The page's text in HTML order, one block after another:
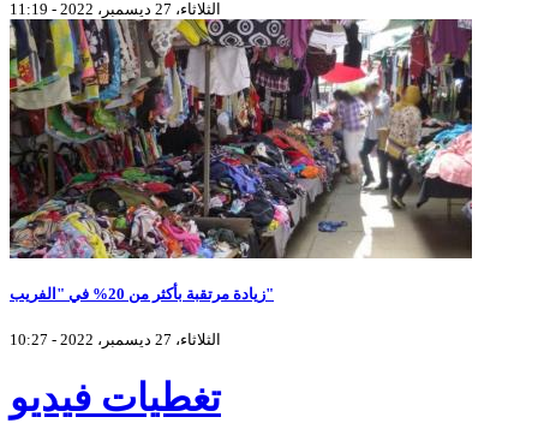
الثلاثاء، 27 ديسمبر، 2022 - 11:19
زيادة مرتقبة بأكثر من 20% في "الفريب"
الثلاثاء، 27 ديسمبر، 2022 - 10:27
تغطيات فيديو